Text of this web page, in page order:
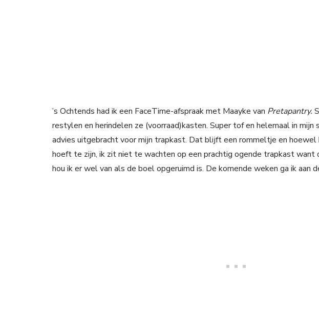
’s Ochtends had ik een FaceTime-afspraak met Maayke van Pretapantry.
restylen en herindelen ze (voorraad)kasten. Super tof en helemaal in mijn
advies uitgebracht voor mijn trapkast. Dat blijft een rommeltje en hoewel
hoeft te zijn, ik zit niet te wachten op een prachtig ogende trapkast want
hou ik er wel van als de boel opgeruimd is. De komende weken ga ik aan